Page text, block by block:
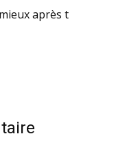
après t